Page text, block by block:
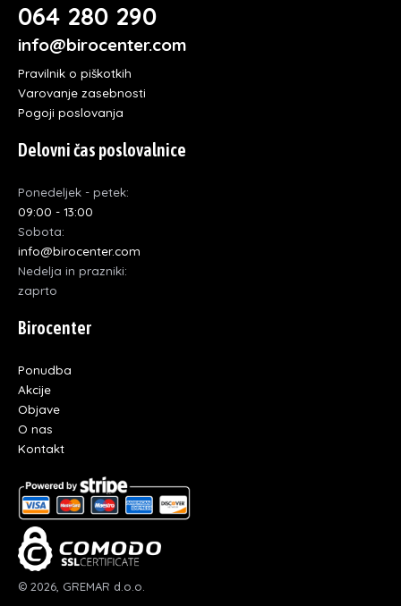
064 280 290
info@birocenter.com
Pravilnik o piškotkih
Varovanje zasebnosti
Pogoji poslovanja
Delovni čas poslovalnice
Ponedeljek - petek:
09:00 - 13:00
Sobota:
info@birocenter.com
Nedelja in prazniki:
zaprto
Birocenter
Ponudba
Akcije
Objave
O nas
Kontakt
© 2026, GREMAR d.o.o.